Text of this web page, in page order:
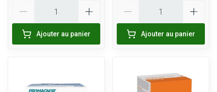
Ajouter au panier Ajouter au panier